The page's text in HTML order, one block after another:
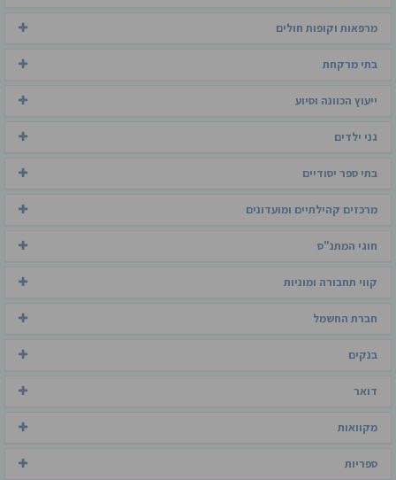
מרפאות וקופות חולים
בתי מרקחת
ייעוץ הכוונה וסיוע
גני ילדים
בתי ספר יסודיים
מרכזים קהילתיים ומועדונים
חוגי המתנ"ס
קווי תחבורה ומוניות
חברת החשמל
בנקים
דואר
מקוואות
ספריות